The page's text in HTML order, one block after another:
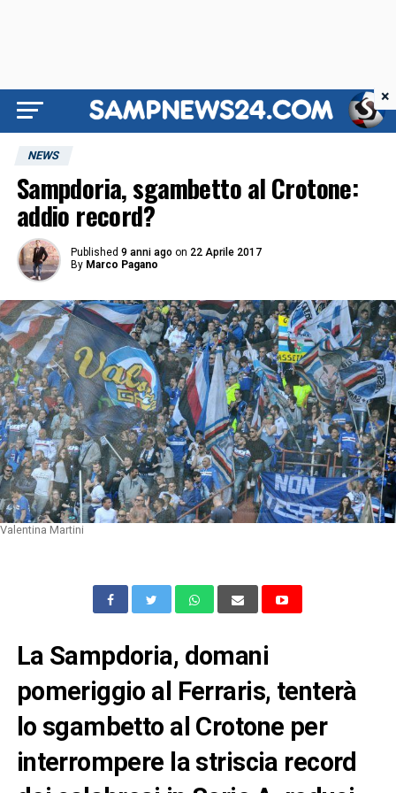
NEWS
Sampdoria, sgambetto al Crotone:
addio record?
Published 9 anni ago on 22 Aprile 2017
By Marco Pagano
Valentina Martini
La Sampdoria, domani
pomeriggio al Ferraris, tenterà
lo sgambetto al Crotone per
interrompere la striscia record
×